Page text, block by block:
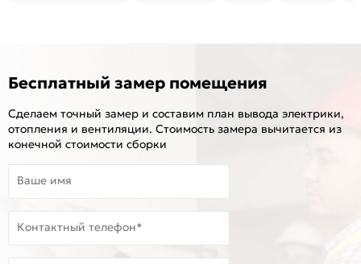
Бесплатный замер помещения
Сделаем точный замер и составим план вывода электрики,
отопления и вентиляции. Стоимость замера вычитается из
конечной стоимости сборки
Ваше имя
Контактный телефон*